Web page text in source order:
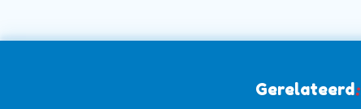
Gerelateerd: